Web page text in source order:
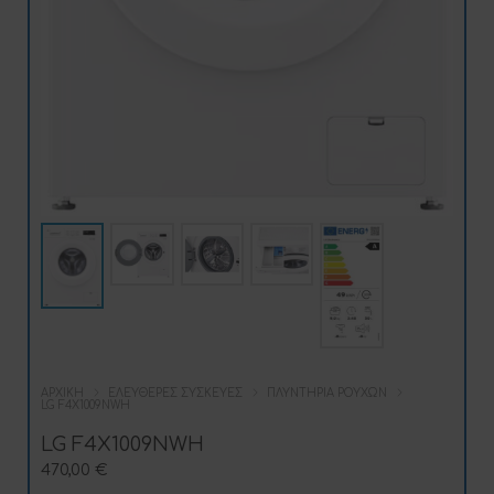
ΑΡΧΙΚΉ ΕΛΕΎΘΕΡΕΣ ΣΥΣΚΕΥΈΣ
ΠΛΥΝΤΉΡΙΑ ΡΟΎΧΩΝ
LG F4X1009NWH
LG F4X1009NWH
470,00 €